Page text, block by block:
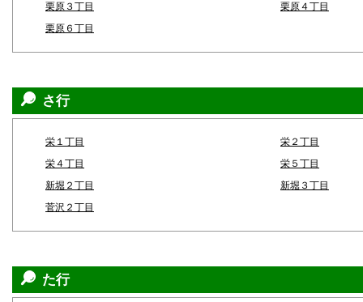
栗原３丁目
栗原４丁目
栗原６丁目
さ行
栄１丁目
栄２丁目
栄４丁目
栄５丁目
新堀２丁目
新堀３丁目
菅沢２丁目
た行